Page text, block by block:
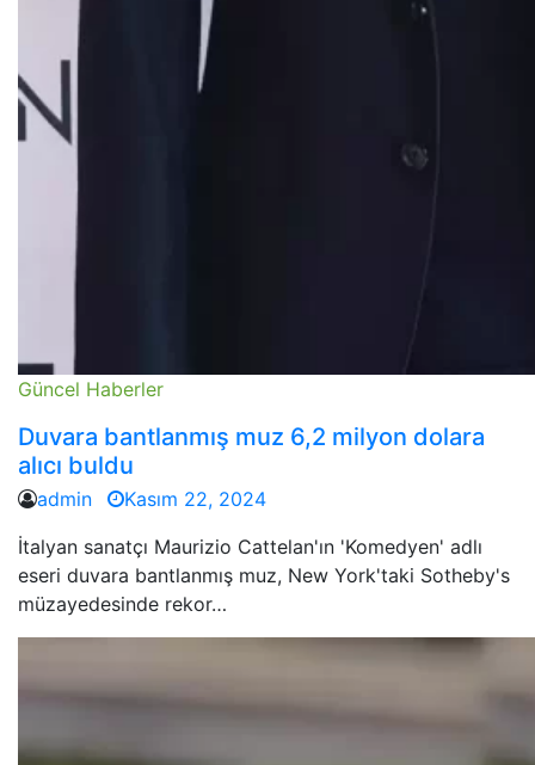
Güncel Haberler
Duvara bantlanmış muz 6,2 milyon dolara
alıcı buldu
admin
Kasım 22, 2024
İtalyan sanatçı Maurizio Cattelan'ın 'Komedyen' adlı
eseri duvara bantlanmış muz, New York'taki Sotheby's
müzayedesinde rekor…